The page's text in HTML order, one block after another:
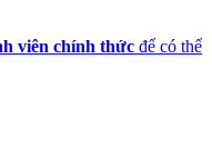
viên chính thức để có thể